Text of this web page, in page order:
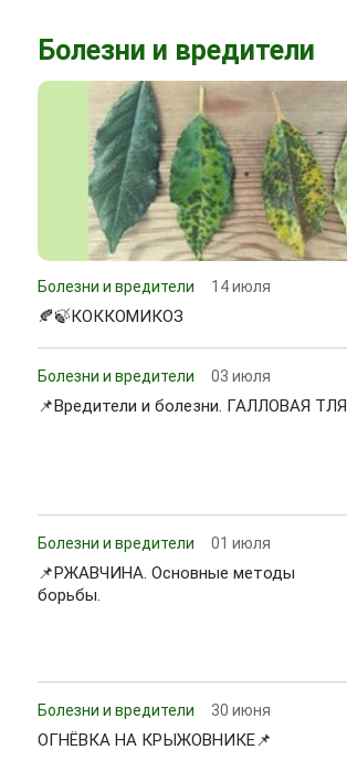
Болезни и вредители
Болезни и вредители 14 июля
🍂🍃КОККОМИКОЗ
Болезни и вредители 03 июля
📌Вредители и болезни. ГАЛЛОВАЯ ТЛЯ
Болезни и вредители 01 июля
📌РЖАВЧИНА. Основные методы
борьбы.
Болезни и вредители 30 июня
ОГНЁВКА НА КРЫЖОВНИКЕ📌